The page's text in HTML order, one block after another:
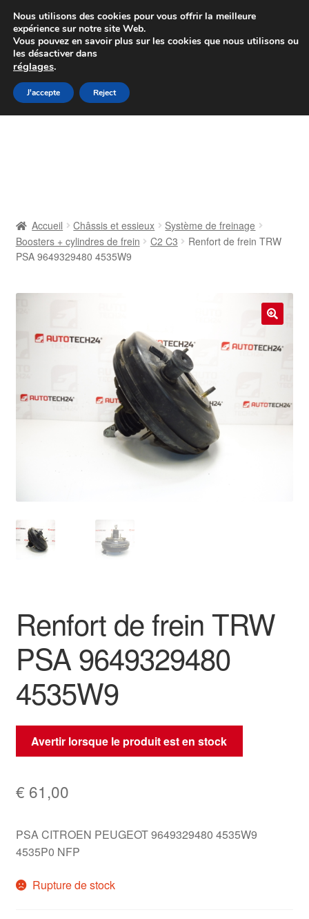
Colissimo livraison à partir de 7 EUR
Du lundi au vendredi de 9 h à 16 h
Aller
à
Aller
au
Contact
Paiements
Politique de confidentialité
Procédure de Réclamation
Accueil Châssis et essieux
Système de freinage
Boosters + cylindres de frein
C2 C3
Renfort de frein TRW
PSA 9649329480 4535W9
Renfort de frein TRW
PSA 9649329480
4535W9
Avertir lorsque le produit est en stock
€ 61,00
PSA CITROEN PEUGEOT 9649329480 4535W9
4535P0 NFP
Rupture de stock
Nous utilisons des cookies pour vous offrir la meilleure
expérience sur notre site Web.
Vous pouvez en savoir plus sur les cookies que nous utilisons ou
les désactiver dans
réglages.
J'accepte Reject